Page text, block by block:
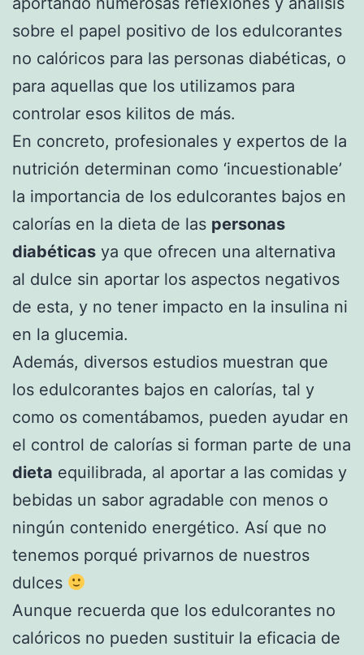
sobre el papel positivo de los edulcorantes
no calóricos para las personas diabéticas, o
para aquellas que los utilizamos para
controlar esos kilitos de más.
En concreto, profesionales y expertos de la
nutrición determinan como ‘incuestionable’
la importancia de los edulcorantes bajos en
calorías en la dieta de las personas
diabéticas ya que ofrecen una alternativa
al dulce sin aportar los aspectos negativos
de esta, y no tener impacto en la insulina ni
en la glucemia.
Además, diversos estudios muestran que
los edulcorantes bajos en calorías, tal y
como os comentábamos, pueden ayudar en
el control de calorías si forman parte de una
dieta equilibrada, al aportar a las comidas y
bebidas un sabor agradable con menos o
ningún contenido energético. Así que no
tenemos porqué privarnos de nuestros
dulces
Aunque recuerda que los edulcorantes no
calóricos no pueden sustituir la eficacia de